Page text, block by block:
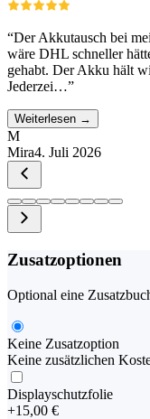
“Der Akkutausch bei
wäre DHL schneller
gehabt. Der Akku hält
Jederzei…”
Weiterlesen →
M
Mira4. Juli 2026
Zusatzoptionen
Optional eine
Keine Zusatzoption
Keine zusätzlichen
Displayschutzfolie
+15,00 €